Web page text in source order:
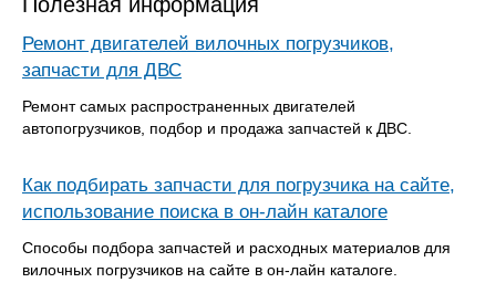
Ремонт двигателей вилочных погрузчиков,
запчасти для ДВС
Ремонт самых распространенных двигателей
автопогрузчиков, подбор и продажа запчастей к ДВС.
Как подбирать запчасти для погрузчика на сайте,
использование поиска в он-лайн каталоге
Способы подбора запчастей и расходных материалов для
вилочных погрузчиков на сайте в он-лайн каталоге.